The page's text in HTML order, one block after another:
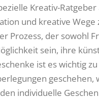
Kreativ-
und kreative
Prozess, der sowohl
sein, ihre
ist es wichtig
individuelle